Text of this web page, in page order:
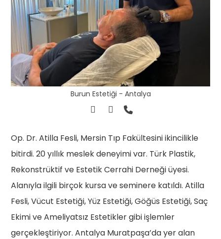
Burun Estetiği - Antalya
Op. Dr. Atilla Fesli, Mersin Tıp Fakültesini ikincilikle
bitirdi. 20 yıllık meslek deneyimi var. Türk Plastik,
Rekonstrüktif ve Estetik Cerrahi Derneği üyesi.
Alanıyla ilgili birçok kursa ve seminere katıldı. Atilla
Fesli, Vücut Estetiği, Yüz Estetiği, Göğüs Estetiği, Saç
Ekimi ve Ameliyatsız Estetikler gibi işlemler
gerçekleştiriyor. Antalya Muratpaşa’da yer alan